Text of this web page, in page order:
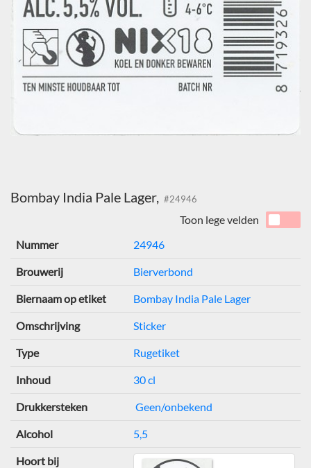
Bombay India Pale Lager, #24946
Toon lege velden
Nummer
24946
Brouwerij Bierverbond
Biernaam op etiket Bombay India Pale Lager
Omschrijving Sticker
Type Rugetiket
Inhoud 30 cl
Drukkersteken Geen/onbekend
Alcohol 5,5
Hoort bij